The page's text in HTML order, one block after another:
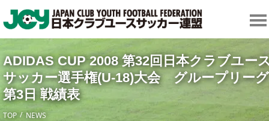
ADIDAS CUP 2008 第32回日本クラブユー
サッカー選手権(U-18)大会 グループリーグ
第3日 戦績表
TOP
NEWS